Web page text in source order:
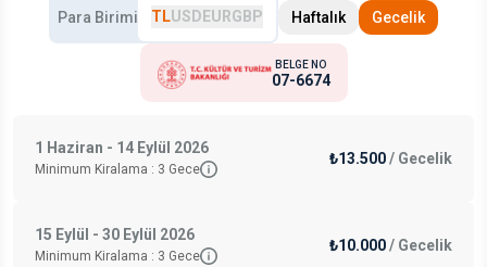
Para Birimi TLUSD EURGBP Haftalık Gecelik
BELGE NO
07-6674
1 Haziran - 14 Eylül 2026
Minimum Kiralama : 3 Gece
₺13.500/ Gecelik
15 Eylül - 30 Eylül 2026
Minimum Kiralama : 3 Gece
₺10.000/ Gecelik